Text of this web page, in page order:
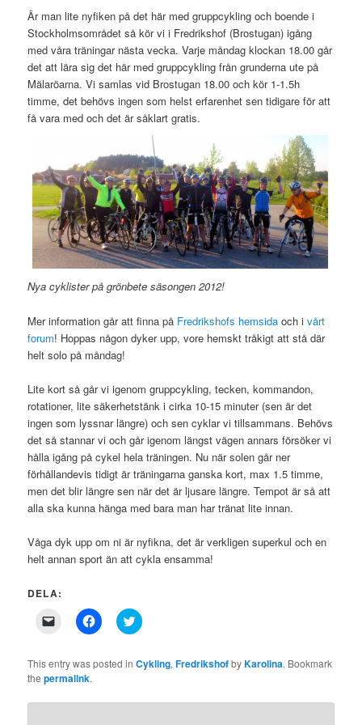
Är man lite nyfiken på det här med gruppcykling och boende i
Stockholmsområdet så kör vi i Fredrikshof (Brostugan) igång
med våra träningar nästa vecka. Varje måndag klockan 18.00 går
det att lära sig det här med gruppcykling från grunderna ute på
Mälaröarna. Vi samlas vid Brostugan 18.00 och kör 1-1.5h
timme, det behövs ingen som helst erfarenhet sen tidigare för att
få vara med och det är såklart gratis.
Nya cyklister på grönbete säsongen 2012!
Mer information går att finna på Fredrikshofs hemsidaoch ivårt
forum! Hoppas någon dyker upp, vore hemskt tråkigt att stå där
helt solo på måndag!
Lite kort så går vi igenom gruppcykling, tecken, kommandon,
rotationer, lite säkerhetstänk i cirka 10-15 minuter (sen är det
ingen som lyssnar längre) och sen cyklar vi tillsammans. Behövs
det så stannar vi och går igenom längst vägen annars försöker vi
hålla igång på cykel hela träningen. Nu när solen går ner
förhållandevis tidigt är träningarna ganska kort, max 1.5 timme,
men det blir längre sen när det är ljusare längre. Tempot är så att
alla ska kunna hänga med bara man har tränat lite innan.
Våga dyk upp om ni är nyfikna, det är verkligen superkul och en
helt annan sport än att cykla ensamma!
DELA:
Click
link
to
a
(Opens
Click
to
Facebook
(Opens
window)
Click
to
Twitter
(Opens
window)
This entry was posted inCykling,FredrikshofbyKarolina. Bookmark
thepermalink.